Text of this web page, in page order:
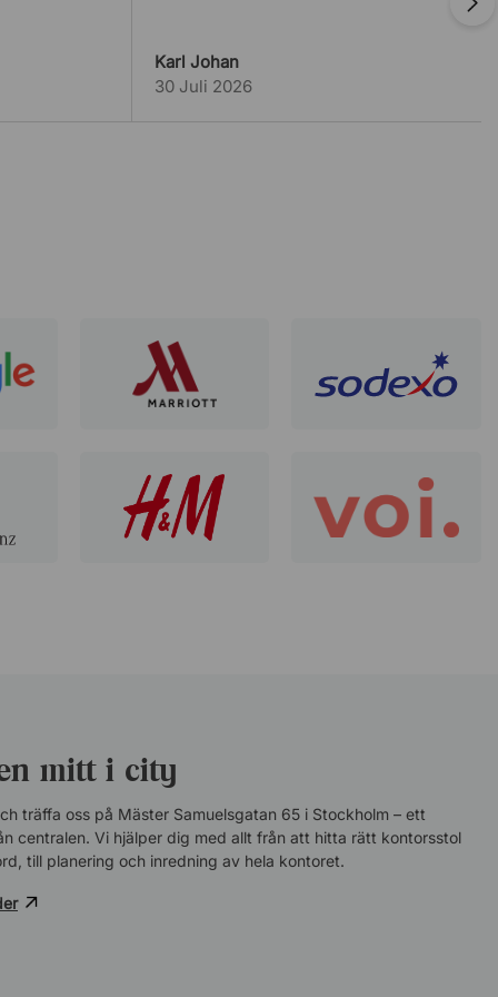
Klas Bremberg 8 Juni 2026
Bra stolar
Svante E 4 Juni 2026
Smidigt att både beställa och betala
Karl Johan
30 Juli 2026
mitt i city
träffa oss på Mäster Samuelsgatan 65 i Stockholm – ett
centralen. Vi hjälper dig med allt från att hitta rätt kontorsstol
till planering och inredning av hela kontoret.